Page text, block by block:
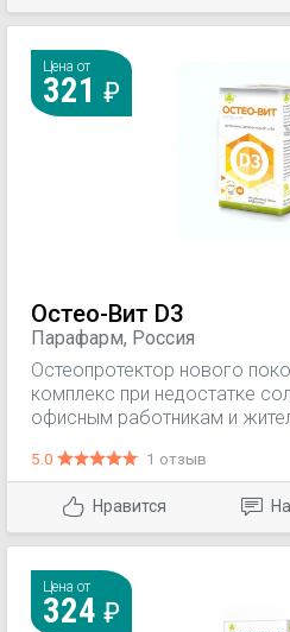
Цена от
321
Остео-Вит D3
Парафарм, Россия
Остеопротектор нового
комплекс при недостатке
офисным работникам и
5.0 1 отзыв
Нравится
Цена от
324